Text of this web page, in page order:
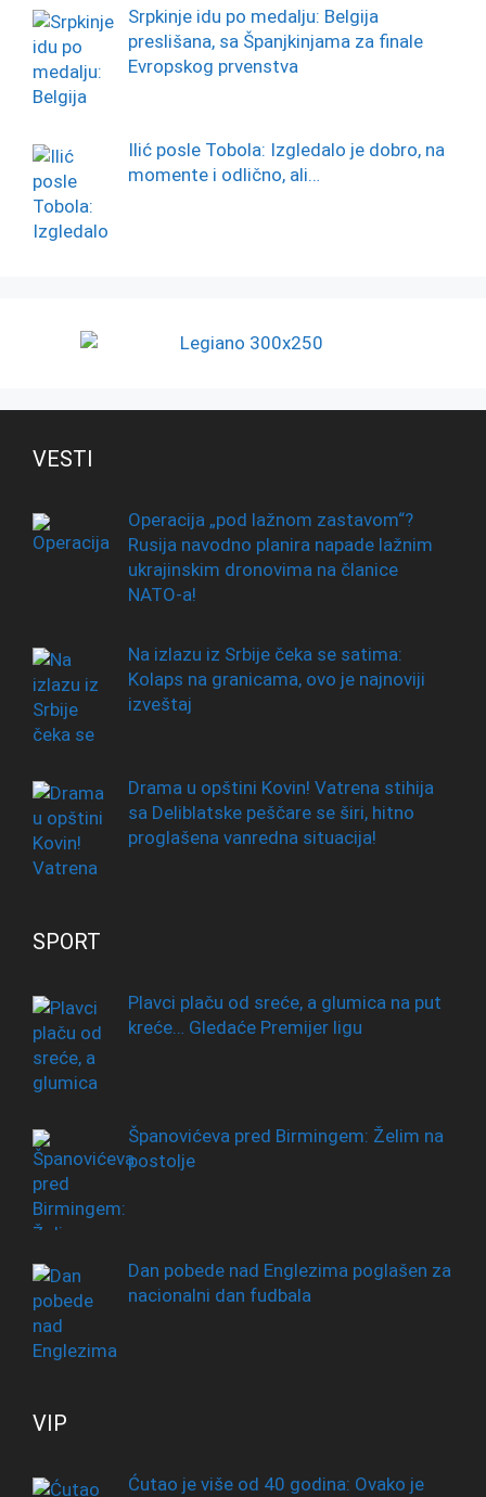
Srpkinje idu po medalju: Belgija
preslišana, sa Španjkinjama za finale
Evropskog prvenstva
Ilić posle Tobola: Izgledalo je dobro, na
momente i odlično, ali…
VESTI
Operacija „pod lažnom zastavom“?
Rusija navodno planira napade lažnim
ukrajinskim dronovima na članice
NATO-a!
Na izlazu iz Srbije čeka se satima:
Kolaps na granicama, ovo je najnoviji
izveštaj
Drama u opštini Kovin! Vatrena stihija
sa Deliblatske peščare se širi, hitno
proglašena vanredna situacija!
SPORT
Plavci plaču od sreće, a glumica na put
kreće… Gledaće Premijer ligu
Španovićeva pred Birmingem: Želim na
postolje
Dan pobede nad Englezima poglašen za
nacionalni dan fudbala
VIP
Ćutao je više od 40 godina: Ovako je